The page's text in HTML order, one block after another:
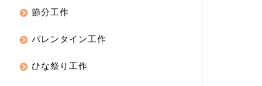
節分工作
バレンタイン工作
ひな祭り工作